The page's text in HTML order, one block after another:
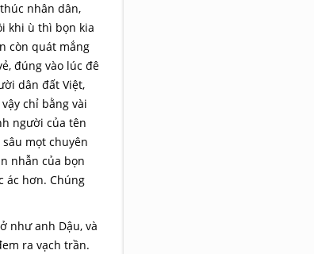
nhân dân,
khi ù thì bọn kia
còn quát mắng
đúng vào lúc đê
dân đất Việt,
chỉ bằng vài
người của tên
mọt chuyên
nhẫn của bọn
ác hơn. Chúng
như anh Dậu, và
ra vạch trần.